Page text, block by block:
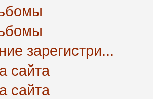
зарегистри...
сайта
сайта